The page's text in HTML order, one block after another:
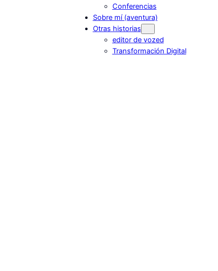
Conferencias
Sobre mí (aventura)
Otras historias
editor de vozed
Transformación Digital